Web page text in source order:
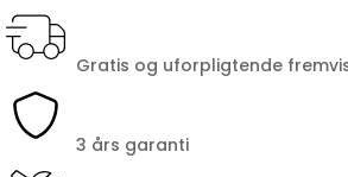
Gratis og uforpligtende
3 års garanti